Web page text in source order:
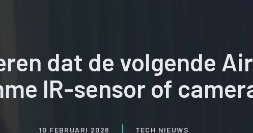
dat de volgende
IR-sensor of
10 FEBRUARI 2026 TECH NIEUWS